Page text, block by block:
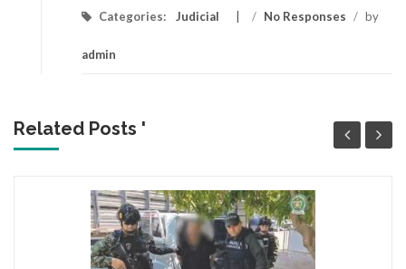
Categories: Judicial / No Responses / by
admin
Related Posts '